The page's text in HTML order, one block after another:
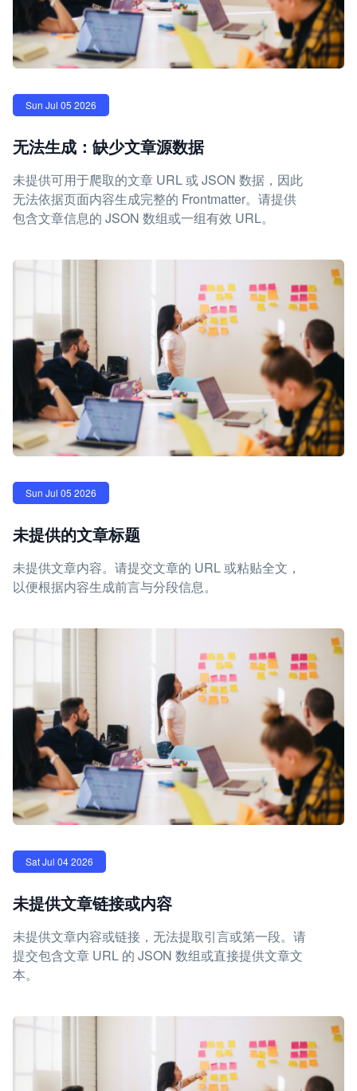
Sun Jul 05 2026
无法生成：缺少文章源数据
未提供可用于爬取的文章 URL 或 JSON 数据，因此
无法依据页面内容生成完整的 Frontmatter。请提供
包含文章信息的 JSON 数组或一组有效 URL。
Sun Jul 05 2026
未提供的文章标题
未提供文章内容。请提交文章的 URL 或粘贴全文，
以便根据内容生成前言与分段信息。
Sat Jul 04 2026
未提供文章链接或内容
未提供文章内容或链接，无法提取引言或第一段。请
提交包含文章 URL 的 JSON 数组或直接提供文章文
本。